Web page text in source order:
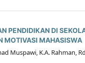
PENDIDIKAN DI
MOTIVASI MAHASISWA
Muspawi, K.A. Rahman,